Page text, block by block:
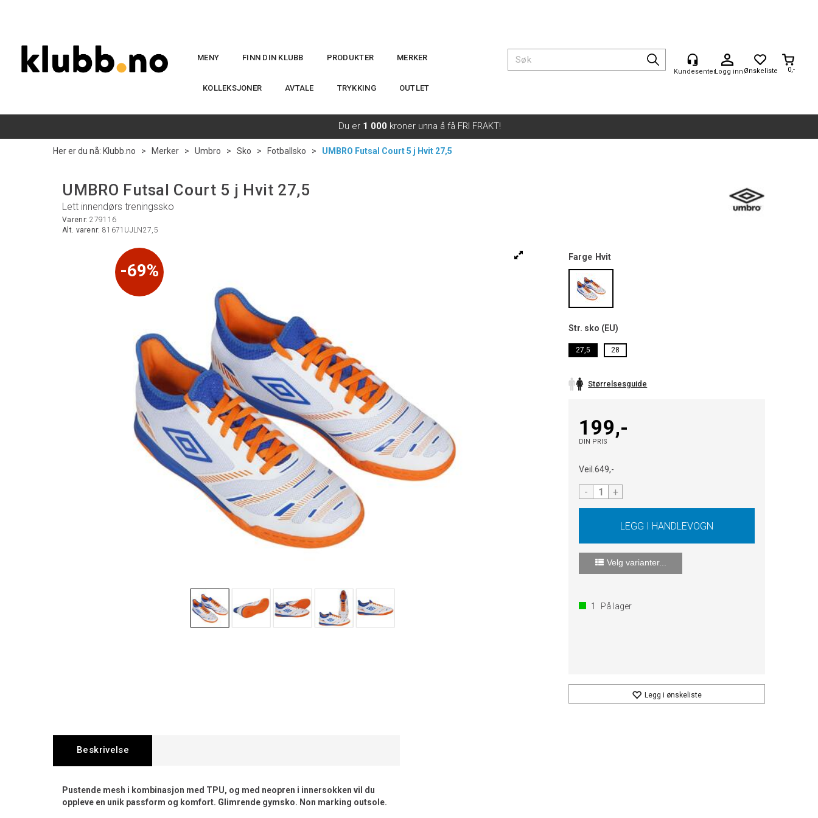
Logg inn 0,-
MENY FINN DIN KLUBB PRODUKTER MERKER
KOLLEKSJONER AVTALE TRYKKING OUTLET
Du er 1 000 kroner unna å få FRI FRAKT!
Her er du nå: Klubb.no > Merker > Umbro > Sko > Fotballsko > UMBRO Futsal Court 5 j Hvit 27,5
UMBRO Futsal Court 5 j Hvit 27,5
Lett innendørs treningssko
Varenr:279116
Alt. varenr: 81671UJLN27,5
69%
Farge Hvit
Str. sko (EU)
27,5 28
Størrelsesguide
199,-
DIN PRIS
Veil.649,-
- +
Velg varianter...
1 På lager
Legg i ønskeliste
Beskrivelse
Pustende mesh i kombinasjon med TPU, og med neopren i innersokken vil du
oppleve en unik passform og komfort. Glimrende gymsko. Non marking outsole.